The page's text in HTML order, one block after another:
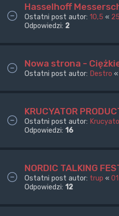
Hasselhoff
Ostatni post autor: 10,5 «
Odpowiedzi: 2
Nowa strona -
Ostatni post autor: Destro «
KRUCYATOR
Ostatni post autor:
Odpowiedzi: 16
NORDIC TALKING
Ostatni post autor: trup «
Odpowiedzi: 12